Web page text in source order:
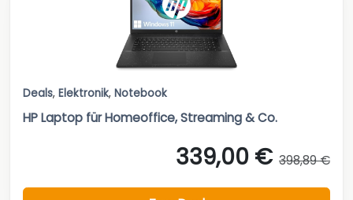
Deals, Elektronik, Notebook
HP Laptop für Homeoffice, Streaming & Co.
339,00 € 398,89 €